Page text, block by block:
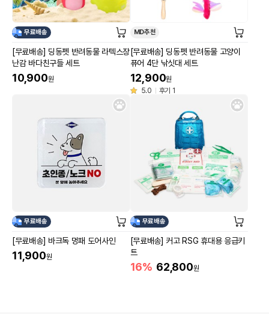
무료배송
[무료배송] 딩동펫 반려동물 라텍스장
난감 바다친구들 세트
10,900원
MD추천
[무료배송] 딩동펫 반려동물 고양이
퓨어 4단 낚싯대 세트
12,900원
5.0
후기 1
무료배송
[무료배송] 바크독 멍패 도어사인
11,900원
무료배송
[무료배송] 커고 RSG 휴대용 응급키
트
16% 62,800원